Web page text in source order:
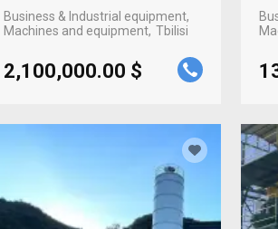
Business & Industrial equipment,
Machines and equipment Tbilisi
2,100,000.00 $